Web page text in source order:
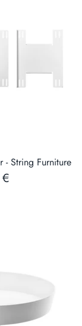
- String Furniture